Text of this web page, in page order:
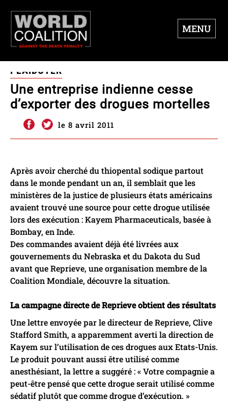
MENU
Une entreprise indienne cesse
d’exporter des drogues mortelles
PLAIDOYER
le 8 avril 2011
Après avoir cherché du thiopental sodique partout
dans le monde pendant un an, il semblait que les
ministères de la justice de plusieurs états américains
avaient trouvé une source pour cette drogue utilisée
lors des exécution : Kayem Pharmaceuticals, basée à
Bombay, en Inde.
Des commandes avaient déjà été livrées aux
gouvernements du Nebraska et du Dakota du Sud
avant que Reprieve, une organisation membre de la
Coalition Mondiale, découvre la situation.
La campagne directe de Reprieve obtient des résultats
Une lettre envoyée par le directeur de Reprieve, Clive
Stafford Smith, a apparemment averti la direction de
Kayem sur l’utilisation de ces drogues aux Etats-Unis.
Le produit pouvant aussi être utilisé comme
anesthésiant, la lettre a suggéré : « Votre compagnie a
peut-être pensé que cette drogue serait utilisé comme
sédatif plutôt que comme drogue d’exécution. »